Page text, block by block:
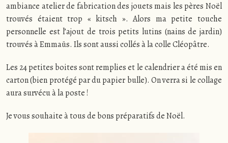
ambiance atelier de fabrication des jouets mais les pères Noël
trouvés étaient trop « kitsch ». Alors ma petite touche
personnelle est l’ajout de trois petits lutins (nains de jardin)
trouvés à Emmaüs. Ils sont aussi collés à la colle Cléopâtre.
Les 24 petites boites sont remplies et le calendrier a été mis en
carton (bien protégé par du papier bulle). On verra si le collage
aura survécu à la poste !
Je vous souhaite à tous de bons préparatifs de Noël.